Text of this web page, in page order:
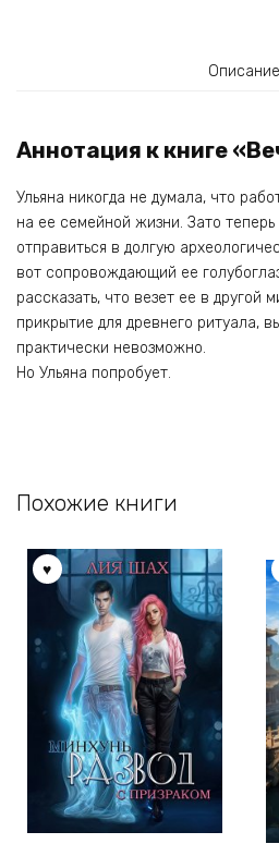
Описание
Аннотация к книге
Ульяна никогда не думала, что
на ее семейной жизни. Зато
отправиться в долгую
вот сопровождающий ее
рассказать, что везет ее в другой
прикрытие для древнего ритуала,
практически невозможно.
Но Ульяна попробует.
Похожие книги